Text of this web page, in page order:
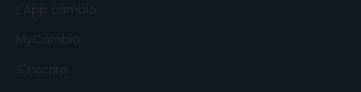
L'App cambio
MyCambio
S'inscrire